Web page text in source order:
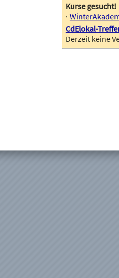
Kurse gesucht!
CdElokal-
Derzeit keine